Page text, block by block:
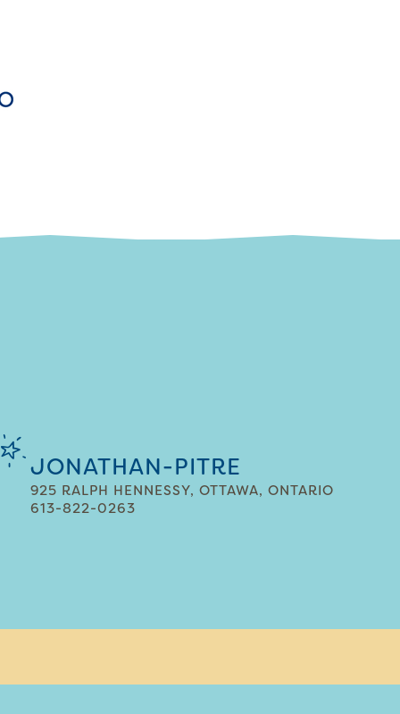
JONATHAN-PITRE
925 RALPH HENNESSY, OTTAWA, ONTARIO
613-822-0263